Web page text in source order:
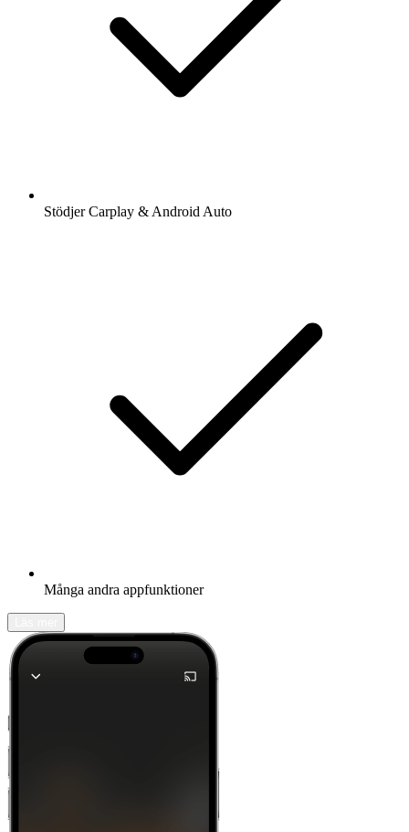
Stödjer Carplay & Android Auto
Många andra appfunktioner